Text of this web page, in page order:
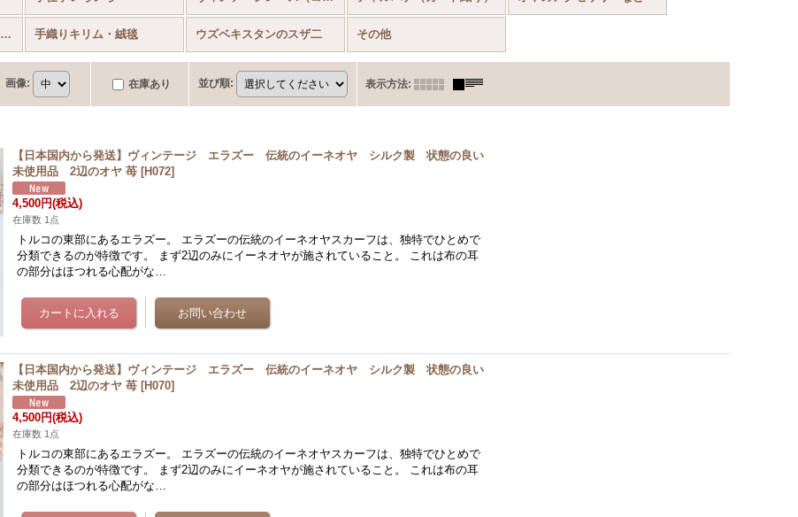
パティック（手編みルームシューズ） 手織りキリム・絨毯 ウズベキスタンのスザ二 その他
画像: 在庫あり 並び順: 表示方法:
【日本国内から発送】ヴィンテージ エラズー 伝統のイーネオヤ シルク製 状態の良い
未使用品 2辺のオヤ 苺 [H072]
4,500円(税込)
在庫数 1点
トルコの東部にあるエラズー。 エラズーの伝統のイーネオヤスカーフは、独特でひとめで
分類できるのが特徴です。 まず2辺のみにイーネオヤが施されていること。 これは布の耳
の部分はほつれる心配がな…
【日本国内から発送】ヴィンテージ エラズー 伝統のイーネオヤ シルク製 状態の良い
未使用品 2辺のオヤ 苺 [H070]
4,500円(税込)
在庫数 1点
トルコの東部にあるエラズー。 エラズーの伝統のイーネオヤスカーフは、独特でひとめで
分類できるのが特徴です。 まず2辺のみにイーネオヤが施されていること。 これは布の耳
の部分はほつれる心配がな…